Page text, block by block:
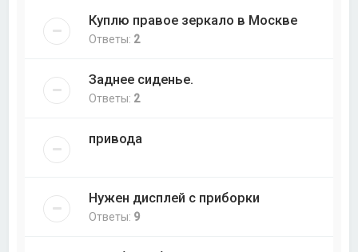
Куплю правое зеркало в Москве
Ответы: 2
Заднее сиденье.
Ответы: 2
привода
Нужен дисплей с приборки
Ответы: 9